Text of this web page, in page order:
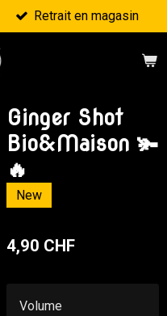
Retrait en magasin
Ginger Shot
Bio&Maison 🫚
🔥
New
4,90 CHF
Volume